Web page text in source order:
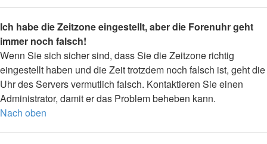
Ich habe die Zeitzone eingestellt, aber die Forenuhr geht
immer noch falsch!
Wenn Sie sich sicher sind, dass Sie die Zeitzone richtig
eingestellt haben und die Zeit trotzdem noch falsch ist, geht die
Uhr des Servers vermutlich falsch. Kontaktieren Sie einen
Administrator, damit er das Problem beheben kann.
Nach oben